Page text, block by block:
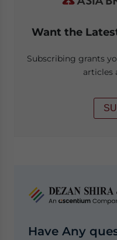
Want the
Subscribing grants
articles
Have Any